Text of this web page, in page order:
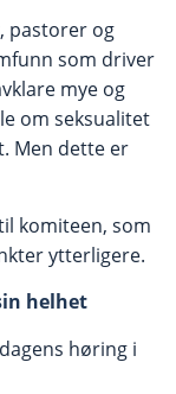
pastorer og
som driver
mye og
om seksualitet
Men dette er
komiteen, som
ytterligere.
helhet
høring i